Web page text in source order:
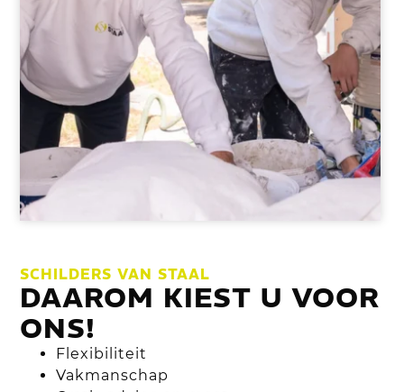
SCHILDERS VAN STAAL
DAAROM KIEST U VOOR
ONS!
Flexibiliteit
Vakmanschap